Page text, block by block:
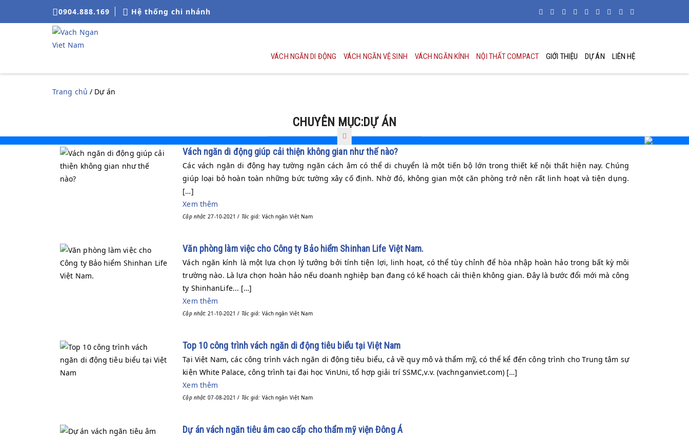
0904.888.169 Hệ thống chi nhánh
VÁCH NGĂN DI ĐỘNG VÁCH NGĂN VỆ SINH VÁCH NGĂN KÍNH NỘI THẤT COMPACT GIỚI THIỆU DỰ ÁN LIÊN HỆ
Trang chủ / Dự án
CHUYÊN MỤC:DỰ ÁN
Vách ngăn di động giúp cải thiện không gian như thế nào?
Các vách ngăn di động hay tường ngăn cách âm có thể di chuyển là một tiến bộ lớn trong thiết kế nội thất hiện nay. Chúng
giúp loại bỏ hoàn toàn những bức tường xây cố định. Nhờ đó, không gian một căn phòng trở nên rất linh hoạt và tiện dụng.
[…]
Xem thêm
Cập nhật: 27-10-2021 / Tác giả: Vách ngăn Việt Nam
Văn phòng làm việc cho Công ty Bảo hiểm Shinhan Life Việt Nam.
Vách ngăn kính là một lựa chọn lý tưởng bởi tính tiện lợi, linh hoạt, có thể tùy chỉnh để hòa nhập hoàn hảo trong bất kỳ môi
trường nào. Là lựa chọn hoàn hảo nếu doanh nghiệp bạn đang có kế hoạch cải thiện không gian. Đây là bước đổi mới mà công
ty ShinhanLife... […]
Xem thêm
Cập nhật: 21-10-2021 / Tác giả: Vách ngăn Việt Nam
Top 10 công trình vách ngăn di động tiêu biểu tại Việt Nam
Tại Việt Nam, các công trình vách ngăn di động tiêu biểu, cả về quy mô và thẩm mỹ, có thể kể đến công trình cho Trung tâm sự
kiện White Palace, công trình tại đại học VinUni, tổ hợp giải trí SSMC,v.v. (vachnganviet.com) […]
Xem thêm
Cập nhật: 07-08-2021 / Tác giả: Vách ngăn Việt Nam
Dự án vách ngăn tiêu âm cao cấp cho thẩm mỹ viện Đông Á